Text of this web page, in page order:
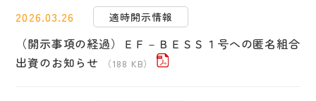
2026.03.26 適時開示情報
（開示事項の経過）ＥＦ－ＢＥＳＳ１号への匿名組合
出資のお知らせ
（188 KB）